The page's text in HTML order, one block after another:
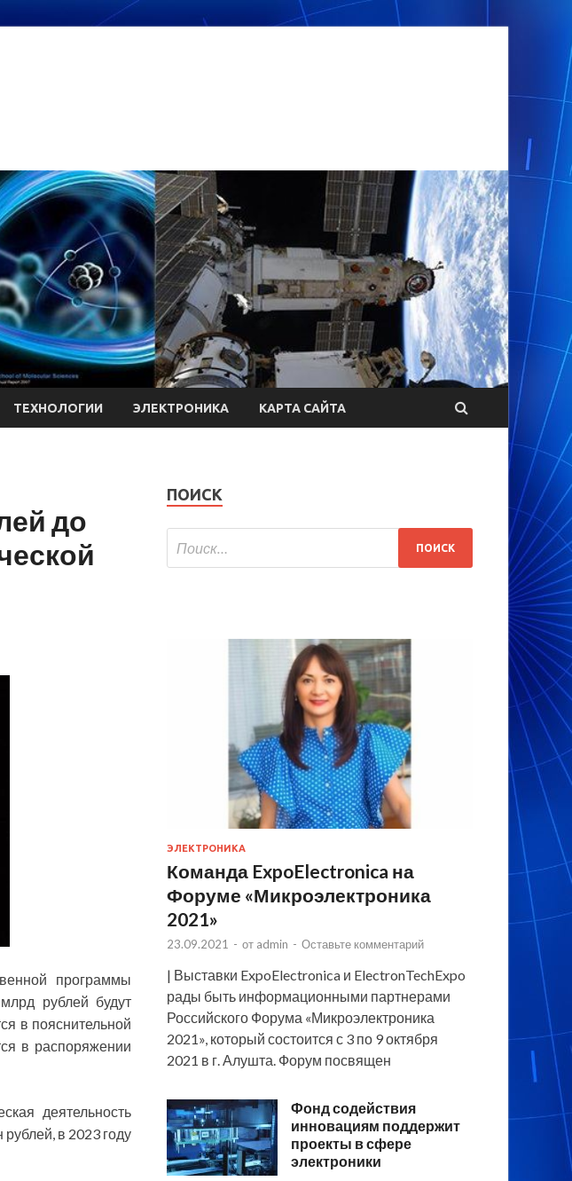
ТЕХНОЛОГИИ ЭЛЕКТРОНИКА КАРТА САЙТА
до
программы
рублей будут
в пояснительной
в распоряжении
деятельность
в 2023 году
ПОИСК
ЭЛЕКТРОНИКА
Команда ExpoElectronica на
Форуме «Микроэлектроника
2021»
23.09.2021 - от admin - Оставьте комментарий
| Выставки ExpoElectronica и ElectronTechExpo
рады быть информационными партнерами
Российского Форума «Микроэлектроника
2021», который состоится с 3 по 9 октября
2021 в г. Алушта. Форум посвящен
Фонд содействия
инновациям поддержит
проекты в сфере
электроники